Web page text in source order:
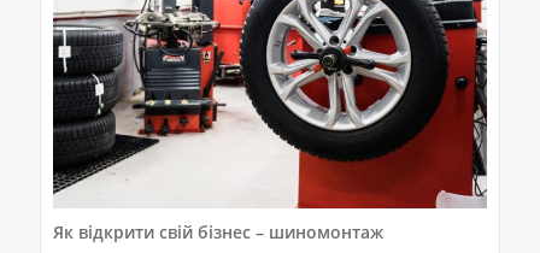
Як відкрити свій бізнес – шиномонтаж